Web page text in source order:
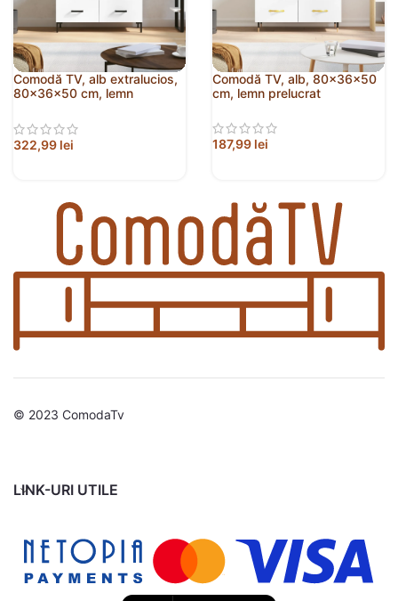
Comodă TV, alb extralucios,
80x36x50 cm, lemn
322,99 lei
Comodă TV, alb, 80x36x50
cm, lemn prelucrat
187,99 lei
© 2023 ComodaTv
LINK-URI UTILE